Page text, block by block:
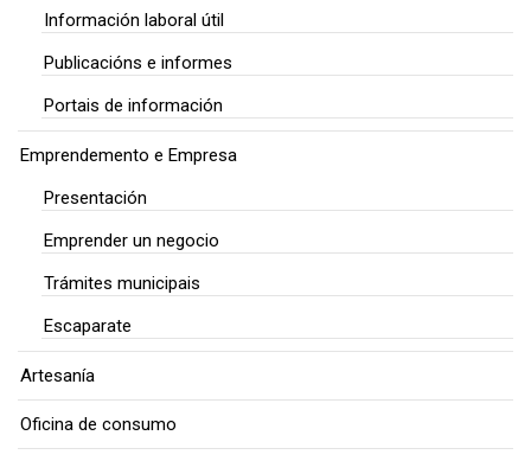
Información laboral útil
Publicacións e informes
Portais de información
Emprendemento e Empresa
Presentación
Emprender un negocio
Trámites municipais
Escaparate
Artesanía
Oficina de consumo